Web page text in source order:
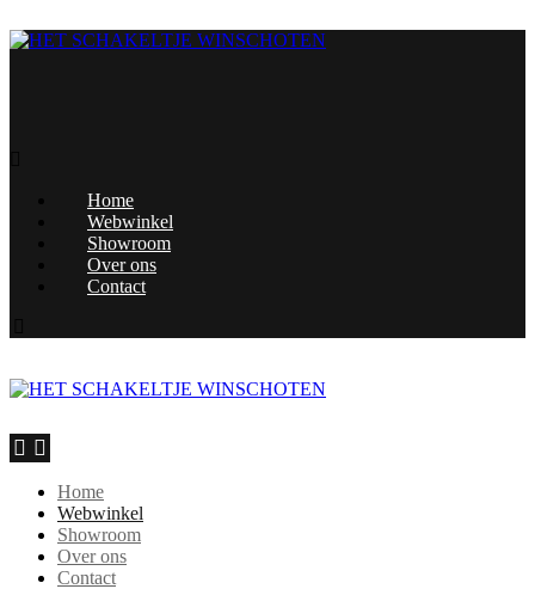
Home
Webwinkel
Showroom
Over ons
Contact
Home
Webwinkel
Showroom
Over ons
Contact